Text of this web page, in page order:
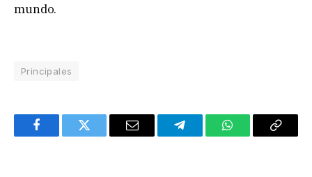
mundo.
Principales
FacebookTwitter Email TelegramWhatsAppCopy